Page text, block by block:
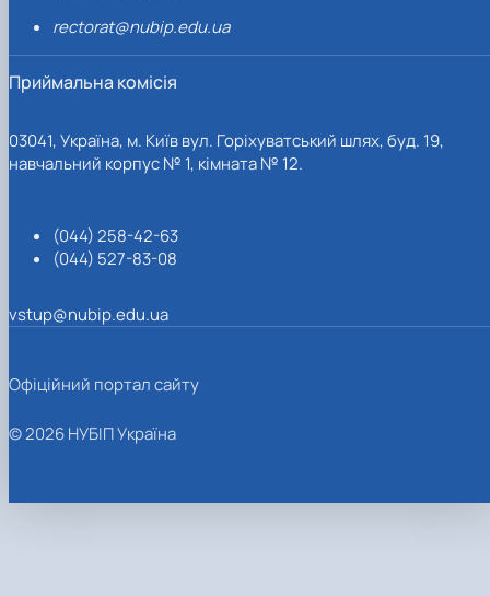
rectorat@nubip.edu.ua
Приймальна комісія
03041, Україна, м. Київ вул. Горіхуватський шлях, буд. 19,
навчальний корпус № 1, кімната № 12.
(044) 258-42-63
(044) 527-83-08
vstup@nubip.edu.ua
Офіційний портал сайту
© 2026 НУБІП Україна